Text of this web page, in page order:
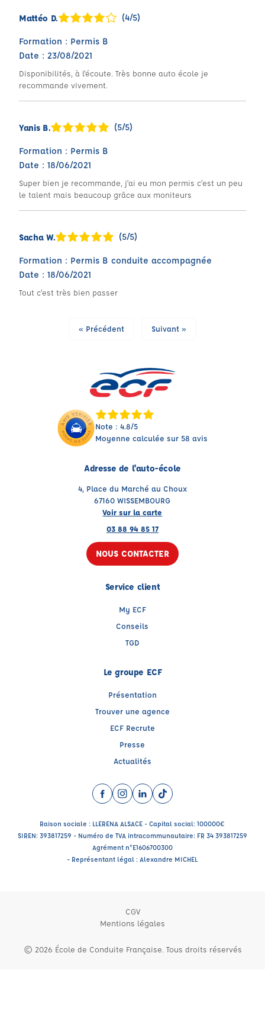
Mattéo D. (4/5)
Formation : Permis B
Date : 23/08/2021
Disponibilités, à l'écoute. Très bonne auto école je
recommande vivement.
Yanis B. (5/5)
Formation : Permis B
Date : 18/06/2021
Super bien je recommande, j’ai eu mon permis c’est un peu
le talent mais beaucoup grâce aux moniteurs
Sacha W. (5/5)
Formation : Permis B conduite accompagnée
Date : 18/06/2021
Tout c’est très bien passer
« Précédent Suivant »
Note : 4.8/5
Moyenne calculée sur 58 avis
Adresse de l'auto-école
4, Place du Marché au Choux
67160 WISSEMBOURG
Voir sur la carte
03 88 94 85 17
NOUS CONTACTER
Service client
My ECF
Conseils
TGD
Le groupe ECF
Présentation
Trouver une agence
ECF Recrute
Presse
Actualités
Facebook (nouvelle fenêtre)
Instagram (nouvelle fenêtre)
LinkedIn (nouvelle fenêtre)
TikTok (nouvelle fenêtre)
Raison sociale : LLERENA ALSACE - Capital social: 100000€
SIREN: 393817259 - Numéro de TVA intracommunautaire: FR 34 393817259
Agrément n°E1606700300
- Représentant légal : Alexandre MICHEL
CGV
Mentions légales
© 2026 École de Conduite Française. Tous droits réservés